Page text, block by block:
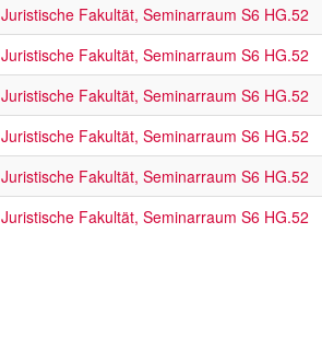
Juristische Fakultät, Seminarraum S6 HG.52
Juristische Fakultät, Seminarraum S6 HG.52
Juristische Fakultät, Seminarraum S6 HG.52
Juristische Fakultät, Seminarraum S6 HG.52
Juristische Fakultät, Seminarraum S6 HG.52
Juristische Fakultät, Seminarraum S6 HG.52